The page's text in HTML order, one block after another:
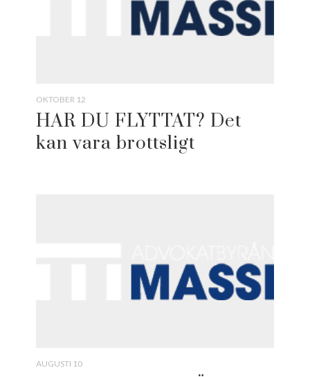
OKTOBER 12
HAR DU FLYTTAT? Det
kan vara brottsligt
AUGUSTI 10